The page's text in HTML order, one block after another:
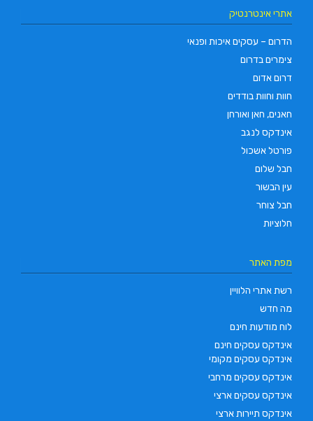
אתרי אינטרנטיק
הדרום – עסקים איכות ופנאי
צימרים בדרום
דרום אדום
חוות וחוות בודדים
חאנים, חאן ואורחן
אינדקס לנגב
פורטל אשכול
חבל שלום
עין הבשור
חבל צוחר
חלוציות
מפת האתר
רשת אתרי הלוויין
מה חדש
לוח מודעות חינם
אינדקס עסקים חינם
אינדקס עסקים מקומי
אינדקס עסקים מרחבי
אינדקס עסקים ארצי
אינדקס תיירות ארצי